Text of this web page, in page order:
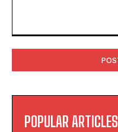
POPULAR ARTICLES